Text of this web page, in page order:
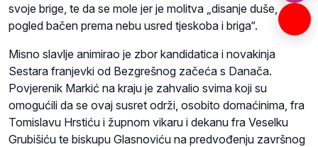
svoje brige, te da se mole jer je molitva „disanje duše,
pogled bačen prema nebu usred tjeskoba i briga“.
Misno slavlje animirao je zbor kandidatica i novakinja
Sestara franjevki od Bezgrešnog začeća s Danača.
Povjerenik Markić na kraju je zahvalio svima koji su
omogućili da se ovaj susret održi, osobito domaćinima, fra
Tomislavu Hrstiću i župnom vikaru i dekanu fra Veselku
Grubišiću te biskupu Glasnoviću na predvođenju završnog